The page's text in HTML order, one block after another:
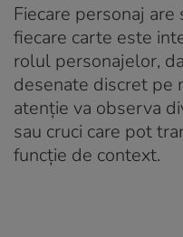
Fiecare personaj
fiecare carte este
rolul personajelor,
desenate discret pe
atenție va observa
sau cruci care pot
funcție de context.